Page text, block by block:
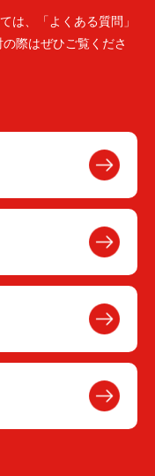
は、「よくある質問」
際はぜひご覧くださ